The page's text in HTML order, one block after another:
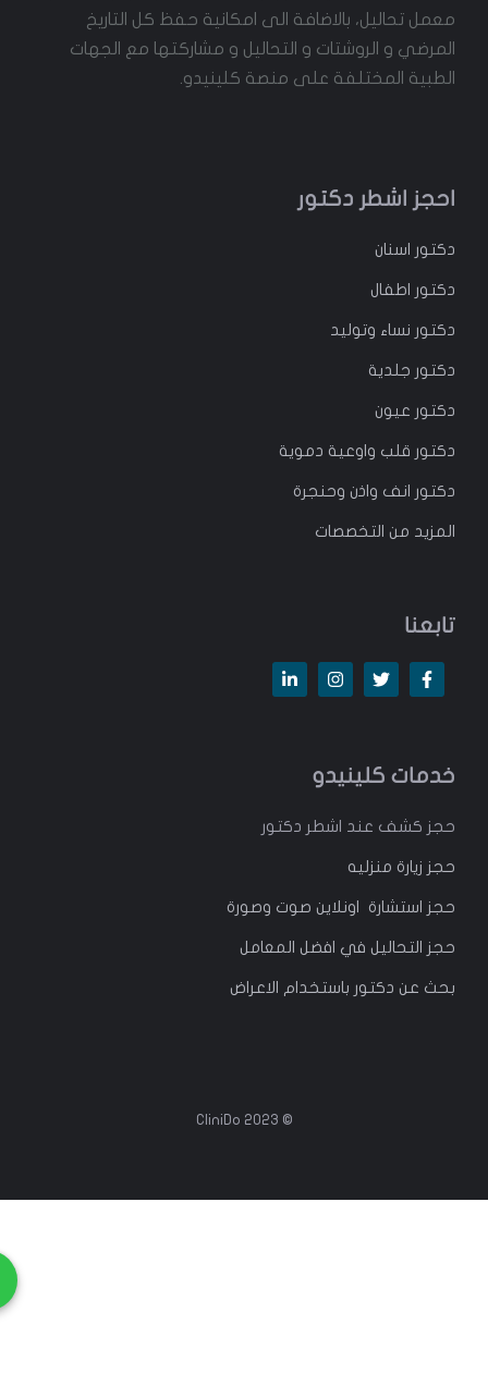
معمل تحاليل، بالاضافة الى امكانية حفظ كل التاريخ
المرضي و الروشتات و التحاليل و مشاركتها مع الجهات
الطبية المختلفة على منصة كلينيدو.
احجز اشطر دكتور
دكتوراسنان
دكتوراطفال
دكتورنساء وتوليد
دكتور جلدية
دكتور عيون
دكتور قلب واوعية دموية
دكتور انف واذن وحنجرة
المزيد من التخصصات
تابعنا
خدمات كلينيدو
حجز كشف عند اشطر دكتور
حجز زيارة منزليه
حجز استشارة اونلاين صوت وصورة
حجز التحاليل في افضل المعامل
بحث عن دكتور باستخدام الاعراض